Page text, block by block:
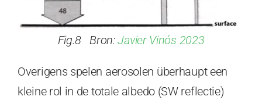
Fig.8 Bron:Javier Vinós 2023
Overigens spelen aerosolen überhaupt een
kleine rol in de totale albedo (SW reflectie)